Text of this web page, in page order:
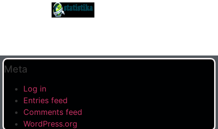
Meta
Log in
Entries feed
Comments feed
WordPress.org